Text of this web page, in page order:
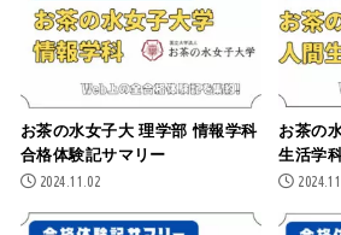
お茶の水女子大 理学部 情報学科
合格体験記サマリー
2024.11.02
お茶の
生活学